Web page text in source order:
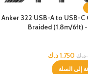
Anker 322 USB-A to USB-C
Braided (1.8m/6ft)
د.ك 1.750د.ك
إلى السلة